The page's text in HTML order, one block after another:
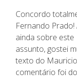
Concordo
Fernando Prado!
ainda sobre este
assunto, gostei
texto do
comentário foi